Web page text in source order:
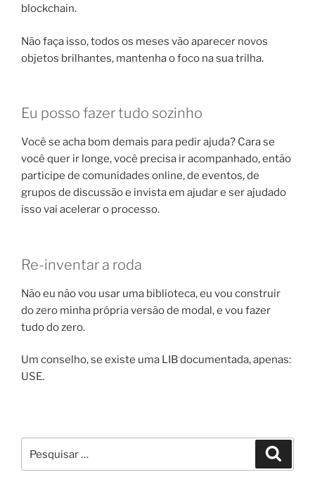
blockchain.
Não faça isso, todos os meses vão aparecer novos
objetos brilhantes, mantenha o foco na sua trilha.
Eu posso fazer tudo sozinho
Você se acha bom demais para pedir ajuda? Cara se
você quer ir longe, você precisa ir acompanhado, então
participe de comunidades online, de eventos, de
grupos de discussão e invista em ajudar e ser ajudado
isso vai acelerar o processo.
Re-inventar a roda
Não eu não vou usar uma biblioteca, eu vou construir
do zero minha própria versão de modal, e vou fazer
tudo do zero.
Um conselho, se existe uma LIB documentada, apenas:
USE.
por: